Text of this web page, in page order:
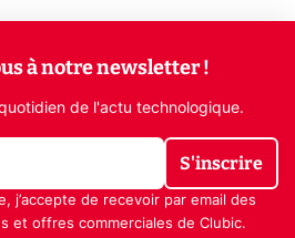
à notre newsletter !
de l'actu technologique.
S'inscrire
j’accepte de recevoir par email des
et offres commerciales de Clubic.